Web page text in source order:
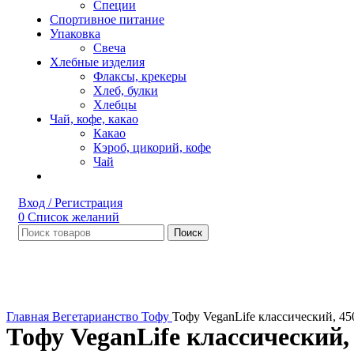
Специи
Спортивное питание
Упаковка
Свеча
Хлебные изделия
Флаксы, крекеры
Хлеб, булки
Хлебцы
Чай, кофе, какао
Какао
Кэроб, цикорий, кофе
Чай
Вход / Регистрация
0 Список желаний
Поиск
Главная Вегетарианство Тофу Тофу VeganLife классический,
Тофу VeganLife классический,